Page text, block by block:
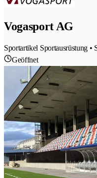
Vogasport AG
Sportartikel Sportausrüstung •
Geöffnet